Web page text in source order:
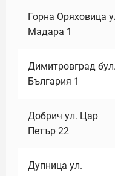
Горна Оряховица
Мадара 1
Димитровград бул.
България 1
Добрич ул. Цар
Петър 22
Дупница ул.